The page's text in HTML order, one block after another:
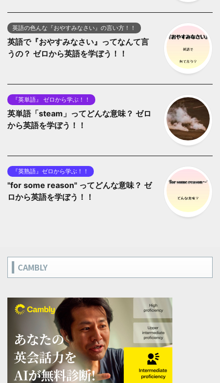
英語の色んな『おやすみなさい』の言い方！！
英語で『おやすみなさい』ってなんて言
うの？ ゼロから英語を学ぼう！！
『英単語』 ゼロから学ぶ！！
英単語「steam」ってどんな意味？ ゼロ
から英語を学ぼう！！
『英熟語』ゼロから学ぶ！！
"for some reason" ってどんな意味？ ゼ
ロから英語を学ぼう！！
CAMBLY